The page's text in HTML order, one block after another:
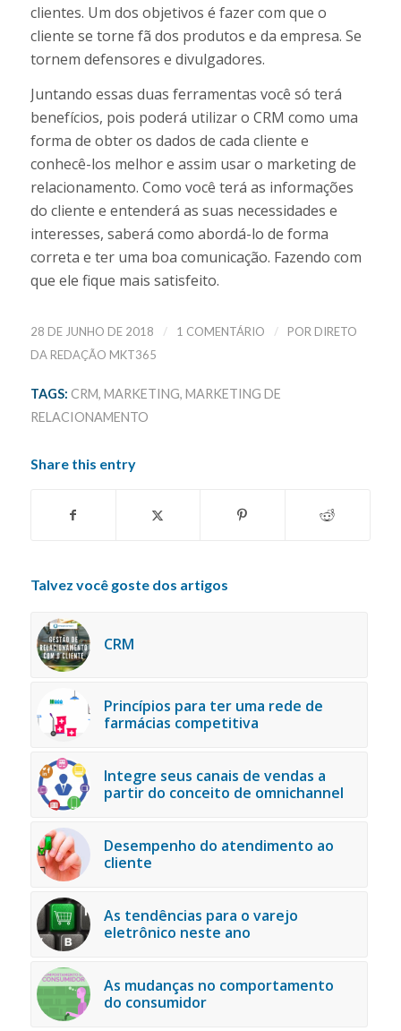
clientes. Um dos objetivos é fazer com que o
cliente se torne fã dos produtos e da empresa. Se
tornem defensores e divulgadores.
Juntando essas duas ferramentas você só terá
benefícios, pois poderá utilizar o CRM como uma
forma de obter os dados de cada cliente e
conhecê-los melhor e assim usar o marketing de
relacionamento. Como você terá as informações
do cliente e entenderá as suas necessidades e
interesses, saberá como abordá-lo de forma
correta e ter uma boa comunicação. Fazendo com
que ele fique mais satisfeito.
28 DE JUNHO DE 2018 / 1 COMENTÁRIO / POR DIRETO
DA REDAÇÃO MKT365
TAGS: CRM, MARKETING, MARKETING DE
RELACIONAMENTO
Share this entry
Talvez você goste dos artigos
CRM
Princípios para ter uma rede de
farmácias competitiva
Integre seus canais de vendas a
partir do conceito de omnichannel
Desempenho do atendimento ao
cliente
As tendências para o varejo
eletrônico neste ano
As mudanças no comportamento
do consumidor